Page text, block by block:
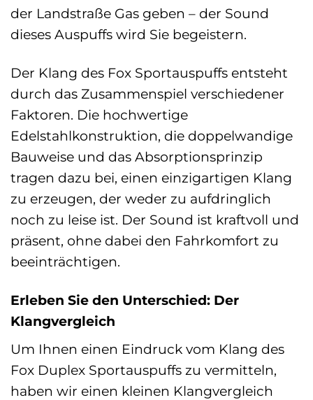
der Landstraße Gas geben – der Sound
dieses Auspuffs wird Sie begeistern.
Der Klang des Fox Sportauspuffs entsteht
durch das Zusammenspiel verschiedener
Faktoren. Die hochwertige
Edelstahlkonstruktion, die doppelwandige
Bauweise und das Absorptionsprinzip
tragen dazu bei, einen einzigartigen Klang
zu erzeugen, der weder zu aufdringlich
noch zu leise ist. Der Sound ist kraftvoll und
präsent, ohne dabei den Fahrkomfort zu
beeinträchtigen.
Erleben Sie den Unterschied: Der
Klangvergleich
Um Ihnen einen Eindruck vom Klang des
Fox Duplex Sportauspuffs zu vermitteln,
haben wir einen kleinen Klangvergleich